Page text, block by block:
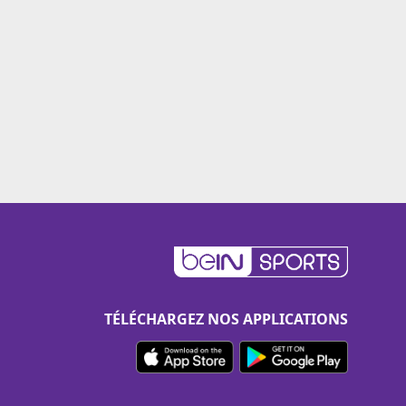
TÉLÉCHARGEZ NOS APPLICATIONS